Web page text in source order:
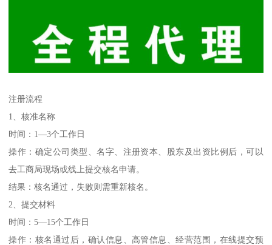
注册流程
1、核准名称
时间：1—3个工作日
操作：确定公司类型、名字、注册资本、股东及出资比例后，可以
去工商局现场或线上提交核名申请。
结果：核名通过，失败则需重新核名。
2、提交材料
时间：5—15个工作日
操作：核名通过后，确认信息、高管信息、经营范围，在线提交预